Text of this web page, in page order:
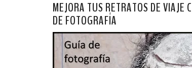
MEJORA TUS RETRATOS DE VIAJE
DE FOTOGRAFÍA